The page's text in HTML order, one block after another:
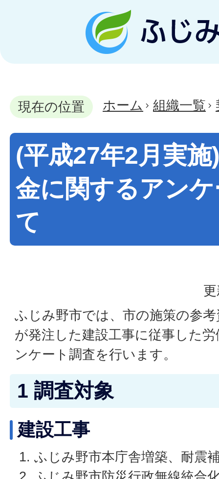
現在の位置 ホーム 組織一覧
(平成27年2月実
金に関するアン
て
ふじみ野市では、市の施策の参
が発注した建設工事に従事した
ンケート調査を行います。
1 調査対象
建設工事
ふじみ野市本庁舎増築、耐震